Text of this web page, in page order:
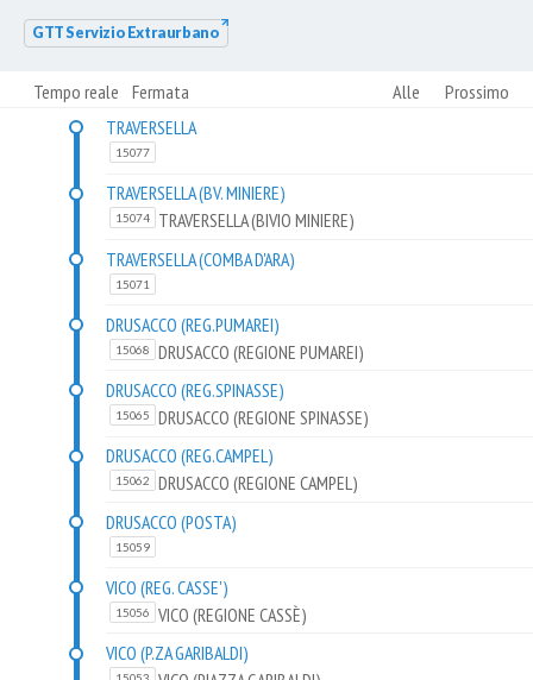
GTT Servizio Extraurbano
Tempo reale Fermata Alle
Prossimo
TRAVERSELLA
15077
TRAVERSELLA (BV. MINIERE)
15074
TRAVERSELLA (BIVIO MINIERE)
TRAVERSELLA (COMBA D'ARA)
15071
DRUSACCO (REG.PUMAREI)
15068
DRUSACCO (REGIONE PUMAREI)
DRUSACCO (REG.SPINASSE)
15065
DRUSACCO (REGIONE SPINASSE)
DRUSACCO (REG.CAMPEL)
15062
DRUSACCO (REGIONE CAMPEL)
DRUSACCO (POSTA)
15059
VICO (REG. CASSE')
15056
VICO (REGIONE CASSÈ)
VICO (P.ZA GARIBALDI)